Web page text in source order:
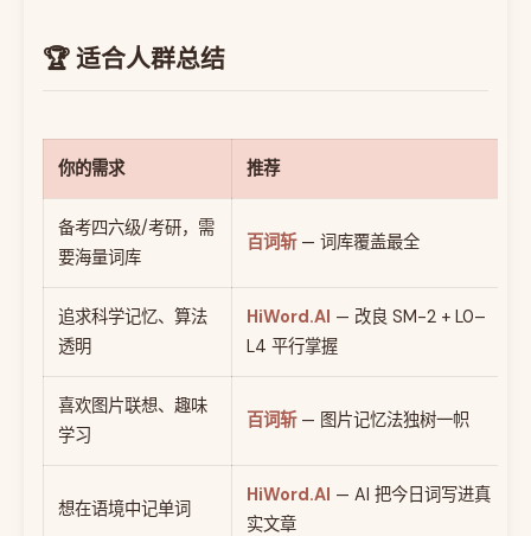
🏆 适合人群总结
你的需求 推荐
备考四六级/考研，需
要海量词库
百词斩— 词库覆盖最全
追求科学记忆、算法
透明
HiWord.AI — 改良 SM-2 + L0–
L4 平行掌握
喜欢图片联想、趣味
学习
百词斩— 图片记忆法独树一帜
想在语境中记单词
HiWord.AI — AI 把今日词写进真
实文章